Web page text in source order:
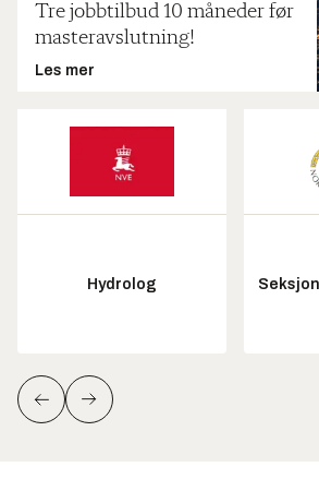
Tre jobbtilbud 10 måneder før
masteravslutning!
Les mer
Hydrolog